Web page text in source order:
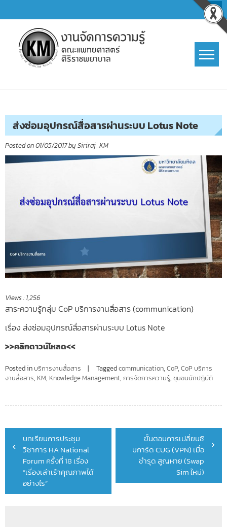
to
content
ส่งซ่อมอุปกรณ์สื่อสารผ่านระบบ Lotus Note
Posted on01/05/2017by Siriraj_KM
Views : 1,256
สาระความรู้กลุ่ม CoP บริการงานสื่อสาร (communication)
เรื่อง ส่งซ่อมอุปกรณ์สื่อสารผ่านระบบ Lotus Note
>>คลิกดาวน์โหลด<<
Posted in บริการงานสื่อสาร Taggedcommunication, CoP, CoP บริการ
งานสื่อสาร, KM, Knowledge Management, การจัดการความรู้, ชุมชนนักปฏิบัติ
Post
navigation
บทเรียนการประชุม
วิชาการ HA National
Forum ครั้งที่ 18 เรื่อง
“เรื่องเล่าเร้าคุณภาพได้
อย่างไร”
ขั้นตอนการเปลี่ยนซิ
มการ์ด CUG (VPN) เมื่อ
ชำรุด สูญหาย (Swap
Sim ใหม่)